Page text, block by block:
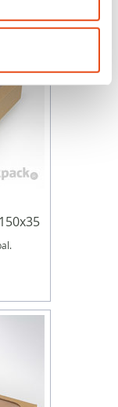
vaše osobné
funkcií
používame
v
s ďalšími
od vás získali,